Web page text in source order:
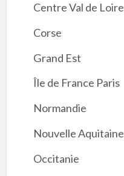
Centre Val de Loire
Corse
Grand Est
Île de France Paris
Normandie
Nouvelle Aquitaine
Occitanie